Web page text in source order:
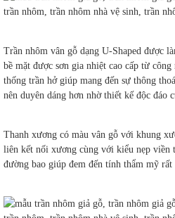
Trần nhôm vân gỗ dạng U-Shaped được
bề mặt được sơn gia nhiệt cao cấp từ
thống trần hở giúp mang đến sự thông
nên duyên dáng hơn nhờ thiết kế độc đáo
Thanh xương có màu vân gỗ với khung
liên kết nối xương cùng với kiểu nẹp viền
đường bao giúp đem đến tính thẩm mỹ rất